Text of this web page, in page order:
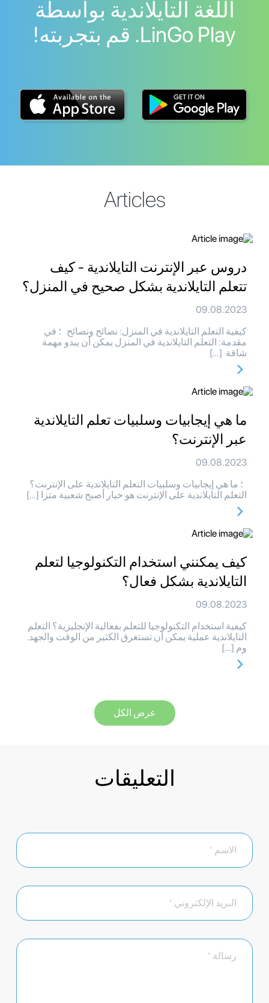
اللغة التايلاندية بواسطة
LinGo Play. قم بتجربته!
Articles
دروس عبر الإنترنت التايلاندية - كيف
تتعلم التايلاندية بشكل صحيح في المنزل؟
09.08.2023
كيفية التعلم التايلاندية في المنزل: نصائح ونصائح ؛ في
مقدمة: التعلم التايلاندية في المنزل يمكن أن يبدو مهمة
شاقة […]
ما هي إيجابيات وسلبيات تعلم التايلاندية
عبر الإنترنت؟
09.08.2023
؛ ما هي إيجابيات وسلبيات التعلم التايلاندية على الإنترنت؟
التعلم التايلاندية على الإنترنت هو خيار أصبح شعبية متزا […]
كيف يمكنني استخدام التكنولوجيا لتعلم
التايلاندية بشكل فعال؟
09.08.2023
كيفية استخدام التكنولوجيا للتعلم بفعالية الإنجليزية؟ التعلم
التايلاندية عملية يمكن أن تستغرق الكثير من الوقت والجهد.
وم […]
عرض الكل
التعليقات